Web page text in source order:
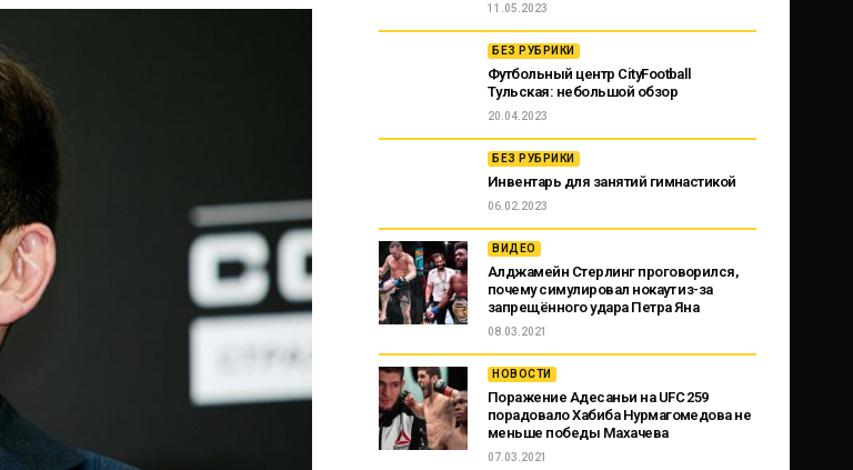
11.05.2023
БЕЗ РУБРИКИ
Футбольный центр CityFootball
Тульская: небольшой обзор
20.04.2023
БЕЗ РУБРИКИ
Инвентарь для занятий гимнастикой
06.02.2023
ВИДЕО
Алджамейн Стерлинг проговорился,
почему симулировал нокаут из-за
запрещённого удара Петра Яна
08.03.2021
НОВОСТИ
Поражение Адесаньи на UFC 259
порадовало Хабиба Нурмагомедова не
меньше победы Махачева
07.03.2021